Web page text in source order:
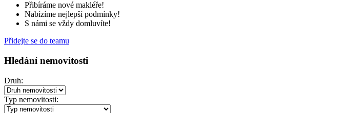
Přibíráme nové makléře!
Nabízíme nejlepší podmínky!
S námi se vždy domluvíte!
Přidejte se do teamu
Hledání nemovitosti
Druh:
Typ nemovitosti: